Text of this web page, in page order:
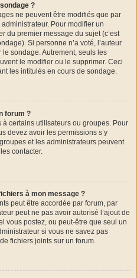
?
ne peuvent être modifiés que par
Pour modifier un
du premier message du sujet (c’est
Si personne n’a voté, l’auteur
sondage. Autrement, seuls les
le modifier ou le supprimer. Ceci
les intitulés en cours de sondage.
forum ?
certains utilisateurs ou groupes. Pour
devez avoir les permissions s’y
et les administrateurs peuvent
contacter.
à mon message ?
peut être accordée par forum, par
peut ne pas avoir autorisé l’ajout de
vous postez, ou peut-être que seul un
si vous ne savez pas
fichiers joints sur un forum.